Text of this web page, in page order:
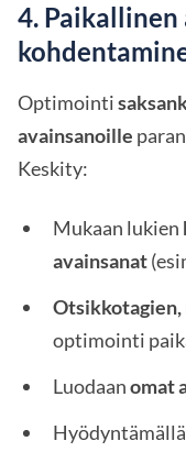
4. Paikallinen
Optimointi
avainsanoille
Keskity:
Mukaan lukien
avainsanat
optimointi
Luodaanomat
Hyödyntämällä